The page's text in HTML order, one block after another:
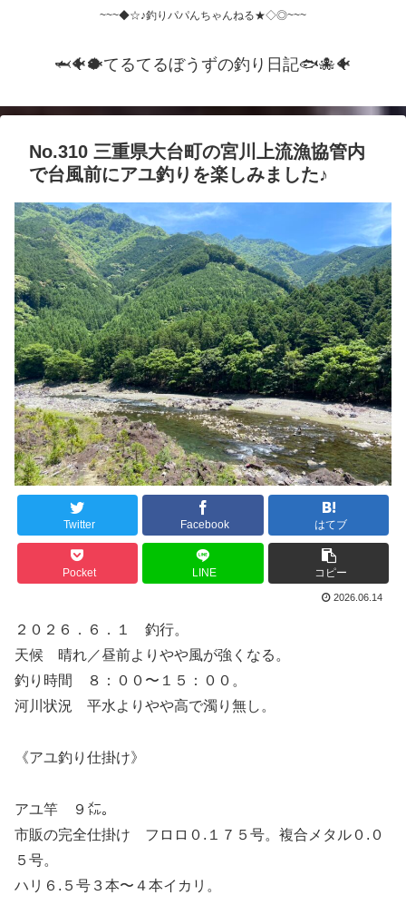
~~~◆☆♪釣りパパんちゃんねる★◇◎~~~
🦈🐠🐡てるてるぼうずの釣り日記🐟️🐙🐠
No.310 三重県大台町の宮川上流漁協管内
で台風前にアユ釣りを楽しみました♪
Twitter Facebook はてブ
Pocket LINE コピー
2026.06.14
２０２６．６．１ 釣行。
天候 晴れ／昼前よりやや風が強くなる。
釣り時間 ８：００〜１５：００。
河川状況 平水よりやや高で濁り無し。
《アユ釣り仕掛け》
アユ竿 ９㍍。
市販の完全仕掛け フロロ０.１７５号。複合メタル０.０
５号。
ハリ６.５号３本〜４本イカリ。